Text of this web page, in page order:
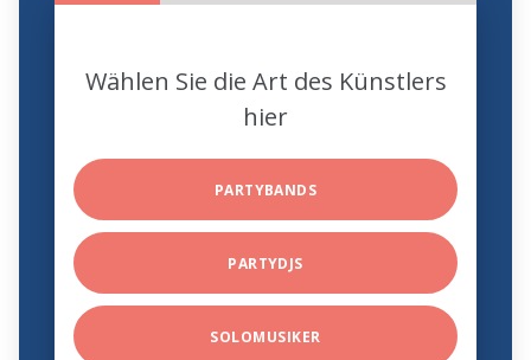
Wählen Sie die Art des Künstlers
hier
PARTYBANDS
PARTYDJS
SOLOMUSIKER